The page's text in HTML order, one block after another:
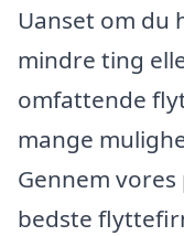
Uanset om du
mindre ting
omfattende
mange
Gennem
bedste